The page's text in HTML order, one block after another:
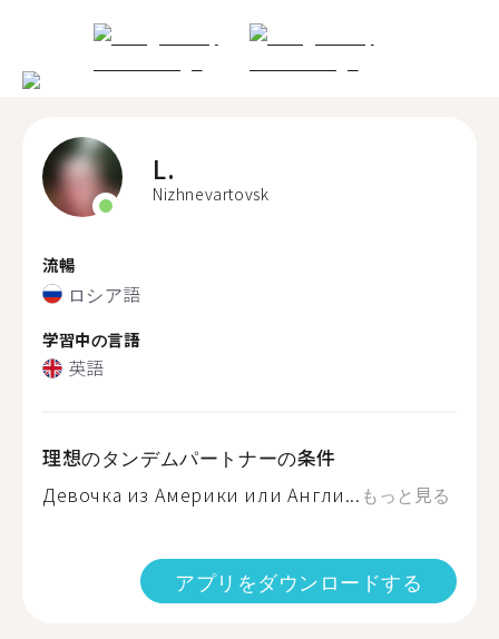
L.
Nizhnevartovsk
流暢
ロシア語
学習中の言語
英語
理想のタンデムパートナーの条件
Девочка из Америки или Англи... もっと見る
アプリをダウンロードする